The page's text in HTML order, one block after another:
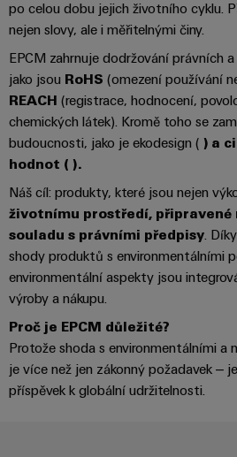
výrobky
pro
skladování
energie
(ESS)
Větrná
energie
Provozní
dokonalost
v
oblasti
větrné
energie
Vodík
Vodík
jako
klíčová
technologie
pro
energetickou
Služby
v
oblasti
konektorů
PCB
Výrobce
originálního
vybavení
(OEM)
průmyslové
použití
AI
Vzdálený
přístup
Platforma
služeb
easyConnect
Pracoviště
a příslušenství
Nářadí
Automatické
po celou dobu jejich životního cyklu.
nejen slovy, ale i měřitelnými činy.
EPCM zahrnuje dodržování právních
jako jsou RoHS (omezení používání
REACH (registrace, hodnocení,
chemických látek). Kromě toho se
budoucnosti, jako je ekodesign ( ) a
hodnot ( ).
Náš cíl: produkty, které jsou nejen
životnímu prostředí, připravené
souladu s právními předpisy.
shody produktů s environmentálními
environmentální aspekty jsou
výroby a nákupu.
Proč je EPCM důležité?
Protože shoda s environmentálními a
je více než jen zákonný požadavek –
příspěvek k globální udržitelnosti.